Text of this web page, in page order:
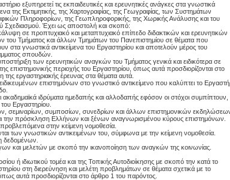
εξυπηρετεί τις εκπαιδευτικές και ερευνητικές ανάγκες στα γνωστικά
της Εκτιμητικής, της Χαρτογραφίας, της Γεωγραφίας, των Συστημάτων
Πληροφορίων, της Γεωπληροφορικής, της Χωρικής Ανάλυσης και του
Σχεδιασμού. Έχει ως αποστολή και σκοπό:
σε προπτυχιακό και μεταπτυχιακό επίπεδο διδακτικών και ερευνητικών
του Τμήματος και άλλων Τμημάτων του Πανεπιστημίου σε θέματα που
στα γνωστικά αντικείμενα του Εργαστηρίου και αποτελούν μέρος του
σπουδών.
των ερευνητικών αναγκών του Τμήματος γενικά και ειδικότερα σε
επιστημονικής περιοχής του Εργαστηρίου, όπως αυτά προσδιορίζονται στο
εργαστηριακής έρευνας στα θέματα αυτά.
επιστημόνων στο γνωστικό αντικείμενο που καλύπτει το
ιδρύματα ημεδαπής και αλλοδαπής εφόσον οι στόχοι συμπίπτουν,
Εργαστηρίου.
σεμιναρίων, συμποσίων, συνεδρίων και άλλων επιστημονικών
την πρόσκληση Ελλήνων και ξένων αναγνωρισμένου κύρους επιστημόνων.
στην κείμενη νομοθεσία.
των γνωστικών αντικειμένων του, σύμφωνα με την κείμενη νομοθεσία.
δεδομένων.
και μελετών με σκοπό την ικανοποίηση των αναγκών της κοινωνίας.
ή ιδιωτικού τομέα και της Τοπικής Αυτοδιοίκησης με σκοπό την κατά το
στη διερεύνηση και μελέτη προβλημάτων σε θέματα σχετικά με το
αυτά προσδιορίζονται στο άρθρο 1 του παρόντος.